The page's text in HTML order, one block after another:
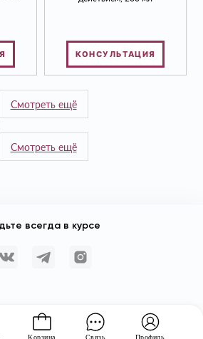
Корзина Связь Профиль
КОНСУЛЬТАЦИЯ
Смотреть ещё
Смотреть ещё
всегда в курсе